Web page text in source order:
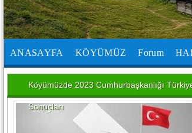
ANASAYFA KÖYÜMÜZ Forum
Köyümüzde 2023 Cumhurbaşkanlığı
Sonuçları